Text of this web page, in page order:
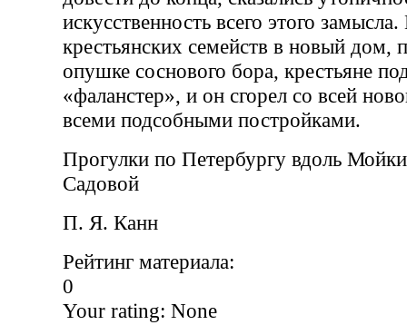
искусственность всего этого
крестьянских семейств в новый дом,
опушке соснового бора, крестьяне
«фаланстер», и он сгорел со всей
всеми подсобными постройками.
Прогулки по Петербургу вдоль
Садовой
П. Я. Канн
Рейтинг материала:
0
Your rating: None